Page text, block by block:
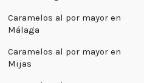
Caramelos al por mayor en
Málaga
Caramelos al por mayor en
Mijas